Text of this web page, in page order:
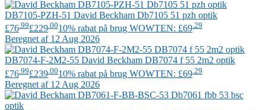
DB7105-PZH-51 David Beckham Db7105 51 pzh optik
£76.99£229.0010% rabat på brug WOWTEN: £69.29
Beregnet af 12 Aug 2026
DB7074-F-2M2-55 David Beckham DB7074 f 55 2m2 optik
£76 .99£239 .0010% rabat på brug WOWTEN: £69 .29
Beregnet af 12 Aug 2026